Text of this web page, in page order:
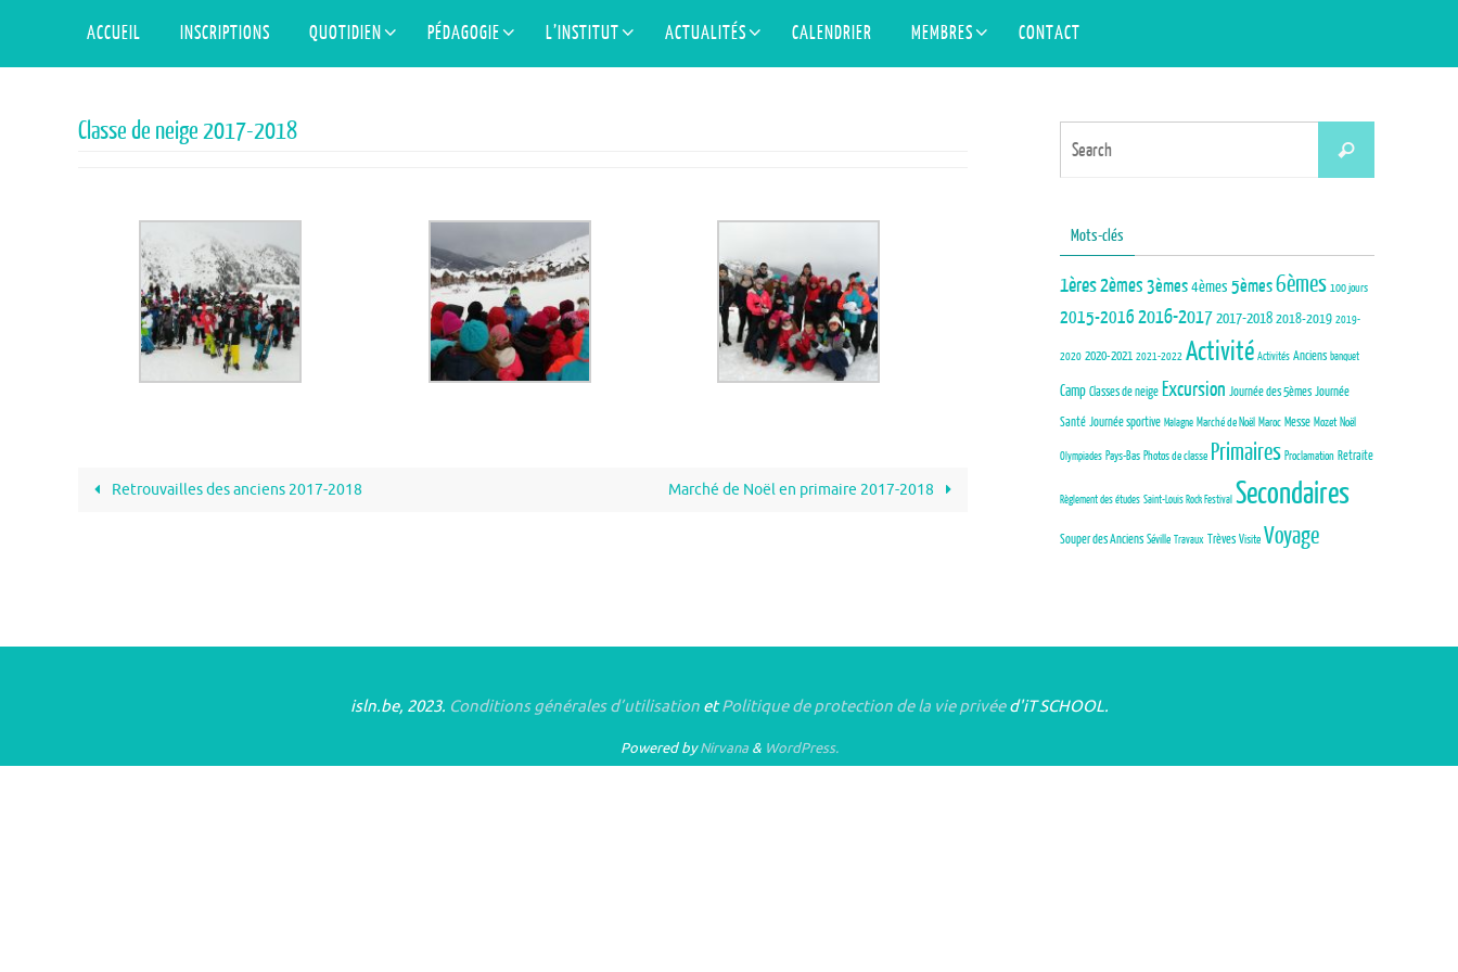
ACCUEIL INSCRIPTIONS QUOTIDIEN PÉDAGOGIE L’INSTITUT ACTUALITÉS CALENDRIER MEMBRES CONTACT
Classe de neige 2017-2018
Retrouvailles des anciens 2017-2018 Marché de Noël en primaire 2017-2018
Search
Mots-clés
1ères2èmes 3èmes4èmes 5èmes6èmes 100 jours
2015-2016 2016-2017 2017-2018 2018-2019 2019-
2020 2020-2021 2021-2022 Activité Activités Anciens banquet
Camp Classes de neige Excursion Journée des 5èmes Journée
Santé Journée sportive Malagne Marché de Noël Maroc Messe Mozet Noël
Olympiades Pays-Bas Photos de classe Primaires Proclamation Retraite
Règlement des études Saint-Louis Rock Festival Secondaires
Souper des Anciens Séville Travaux Trèves Visite Voyage
isln.be, 2023. Conditions générales d’utilisationetPolitique de protection de la vie privéed'iT SCHOOL.
Powered byNirvana& WordPress.